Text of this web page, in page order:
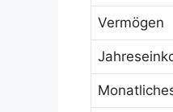
Vermögen